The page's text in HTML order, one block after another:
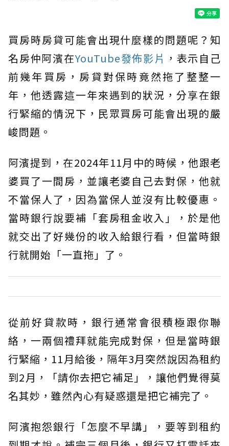
買房時房貸可能會出現什麼樣的問題呢？知
名房仲阿濱在YouTube發佈影片 ，表示自己
前幾年買房，房貸對保時竟然拖了整整一
年，他透露這一年來遇到的狀況，分享在銀
行緊縮的情況下，民眾買房可能會出現的嚴
峻問題。
阿濱提到，在2024年11月中的時候，他跟老
婆買了一間房，並讓老婆自己去對保，他就
不當保人了，因為當保人並沒有比較優惠。
當時銀行說要補「套房租金收入」，於是他
就交出了好幾份的收入給銀行看，但當時銀
行就開始「一直拖」了。
從前好貸款時，銀行通常會很積極跟你聯
絡，一兩個禮拜就能完成對保，但是當時銀
行緊縮，11月給後，隔年3月突然說因為租約
到2月，「請你去把它補足」，讓他們覺得莫
名其妙，雖然內心有疑惑還是把它補完了。
阿濱抱怨銀行「怎麼不早講」，要等到租約